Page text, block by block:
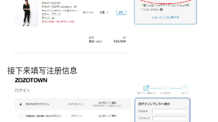
接下来填写注册信息